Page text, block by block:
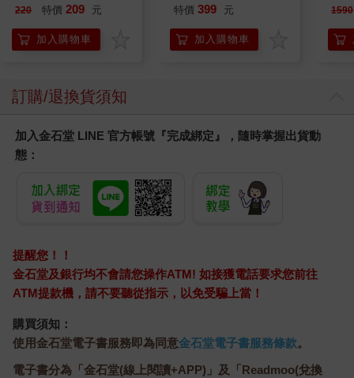
220 特價 209 元
加入購物車
特價 399 元
加入購物車
1590
訂購/退換貨須知
加入金石堂 LINE 官方帳號『完成綁定』，隨時掌握出貨動
態：
提醒您！！
金石堂及銀行均不會請您操作ATM! 如接獲電話要求您前往
ATM提款機，請不要聽從指示，以免受騙上當！
購買須知：
使用金石堂電子書服務即為同意金石堂電子書服務條款。
電子書分為「金石堂(線上閱讀+APP)」及「Readmoo(兌換